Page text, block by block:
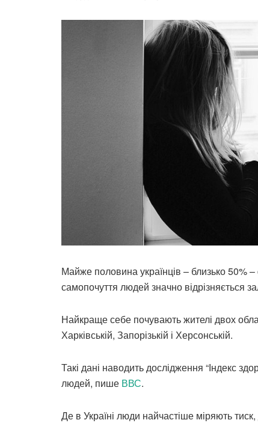
Майже половина українців – близько 50% –
самопочуття людей значно відрізняється
Найкраще себе почувають жителі двох
Харківській, Запорізькій і Херсонській.
Такі дані наводить дослідження “Індекс
людей, пише ВВС.
Де в Україні люди найчастіше міряють